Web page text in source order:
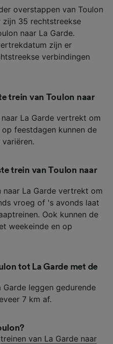
overstappen van Toulon
zijn 35 rechtstreekse
naar La Garde.
zijn er
verbindingen
trein van Toulon naar
La Garde vertrekt om
feestdagen kunnen de
trein van Toulon naar
La Garde vertrekt om
vroeg of 's avonds laat
Ook kunnen de
weekeinde en op
tot La Garde met de
Garde leggen gedurende
7 km af.
treinen van La Garde naar